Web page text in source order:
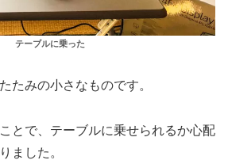
テーブルに乗った
たみの小さなものです。
とで、テーブルに乗せられるか心配
ました。